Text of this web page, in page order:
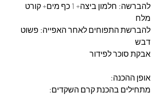
להברשה: חלמון ביצה+ 1 כף מים+ קורט
מלח
להברשת התפוחים לאחר האפייה: פשוט
דבש
אבקת סוכר לפידור
אופן ההכנה:
מתחילים בהכנת קרם השקדים: